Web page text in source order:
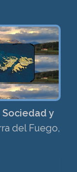
Sociedad y
del Fuego,